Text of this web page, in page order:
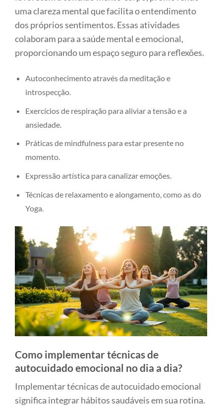
uma clareza mental que facilita o entendimento
dos próprios sentimentos. Essas atividades
colaboram para a saúde mental e emocional,
proporcionando um espaço seguro para reflexões.
Autoconhecimento através da meditação e
introspecção.
Exercícios de respiração para aliviar a tensão e a
ansiedade.
Práticas de mindfulness para estar presente no
momento.
Expressão artística para canalizar emoções.
Técnicas de relaxamento e alongamento, como as do
Yoga.
Como implementar técnicas de
autocuidado emocional no dia a dia?
Implementar técnicas de autocuidado emocional
significa integrar hábitos saudáveis em sua rotina.